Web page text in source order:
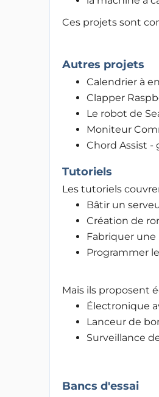
Ces projets sont
Autres projets
Calendrier à
Clapper
Le robot de
Moniteur
Chord Assist
Tutoriels
Les tutoriels
Bâtir un
Création de
Fabriquer une
Programmer le
Mais ils proposent
Électronique
Lanceur de
Surveillance
Bancs d'essai